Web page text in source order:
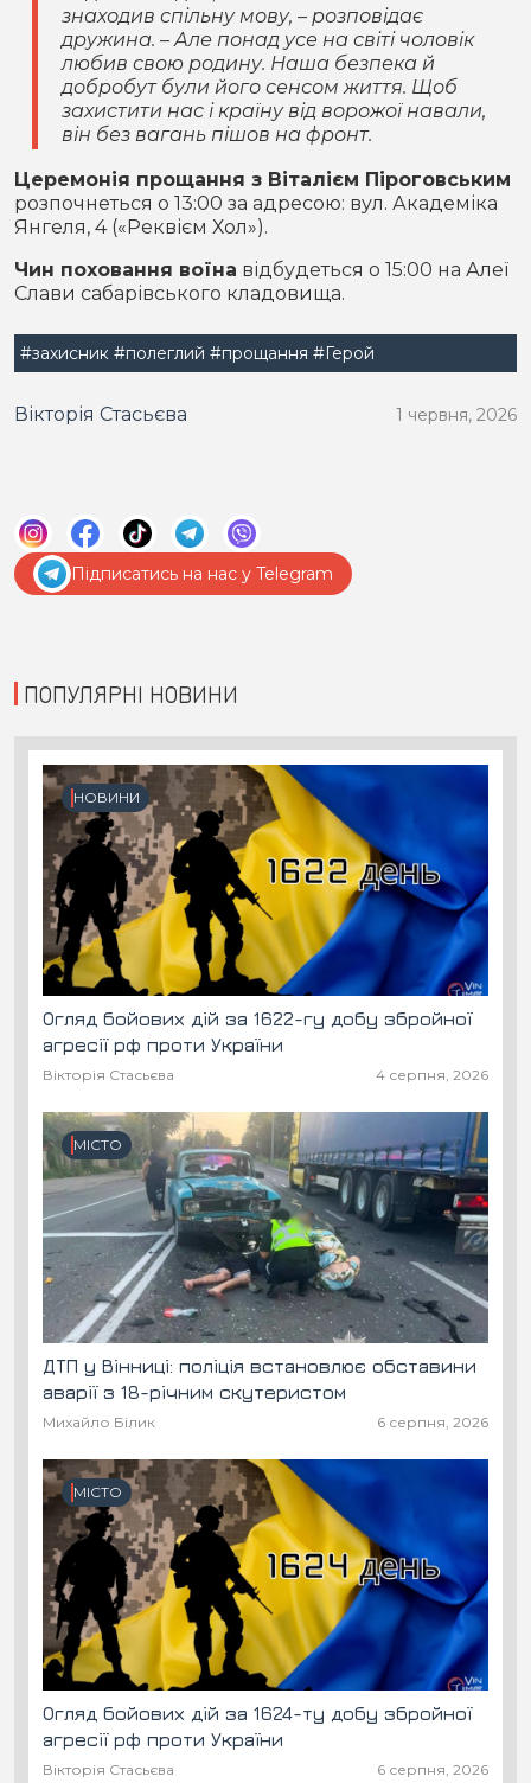
знаходив спільну мову, – розповідає
дружина. – Але понад усе на світі чоловік
любив свою родину. Наша безпека й
добробут були його сенсом життя. Щоб
захистити нас і країну від ворожої навали,
він без вагань пішов на фронт.
Церемонія прощання з Віталієм Піроговським
розпочнеться о 13:00 за адресою: вул. Академіка
Янгеля, 4 («Реквієм Хол»).
Чин поховання воїна відбудеться о 15:00 на Алеї
Слави сабарівського кладовища.
#захисник #полеглий #прощання #Герой
Вікторія Стасьєва 1 червня, 2026
Підписатись на нас у Telegram
ПОПУЛЯРНІ НОВИНИ
НОВИНИ
Огляд бойових дій за 1622-гу добу збройної
агресії рф проти України
Вікторія Стасьєва 4 серпня, 2026
МІСТО
ДТП у Вінниці: поліція встановлює обставини
аварії з 18-річним скутеристом
Михайло Білик 6 серпня, 2026
МІСТО
Огляд бойових дій за 1624-ту добу збройної
агресії рф проти України
Вікторія Стасьєва 6 серпня, 2026